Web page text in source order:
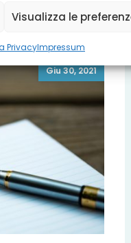
Visualizza le
PrivacyImpressum
sbarca
Giu 30, 2021